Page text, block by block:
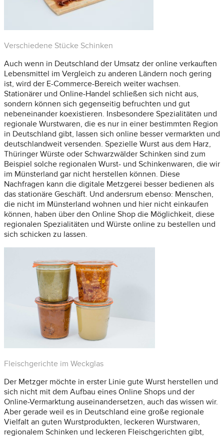
Verschiedene Stücke Schinken
Auch wenn in Deutschland der Umsatz der online verkauften
Lebensmittel im Vergleich zu anderen Ländern noch gering
ist, wird der E-Commerce-Bereich weiter wachsen.
Stationärer und Online-Handel schließen sich nicht aus,
sondern können sich gegenseitig befruchten und gut
nebeneinander koexistieren. Insbesondere Spezialitäten und
regionale Wurstwaren, die es nur in einer bestimmten Region
in Deutschland gibt, lassen sich online besser vermarkten und
deutschlandweit versenden. Spezielle Wurst aus dem Harz,
Thüringer Würste oder Schwarzwälder Schinken sind zum
Beispiel solche regionalen Wurst- und Schinkenwaren, die wir
im Münsterland gar nicht herstellen können. Diese
Nachfragen kann die digitale Metzgerei besser bedienen als
das stationäre Geschäft. Und andersrum ebenso: Menschen,
die nicht im Münsterland wohnen und hier nicht einkaufen
können, haben über den Online Shop die Möglichkeit, diese
regionalen Spezialitäten und Würste online zu bestellen und
sich schicken zu lassen.
Fleischgerichte im Weckglas
Der Metzger möchte in erster Linie gute Wurst herstellen und
sich nicht mit dem Aufbau eines Online Shops und der
Online-Vermarktung auseinandersetzen, auch das wissen wir.
Aber gerade weil es in Deutschland eine große regionale
Vielfalt an guten Wurstprodukten, leckeren Wurstwaren,
regionalem Schinken und leckeren Fleischgerichten gibt,